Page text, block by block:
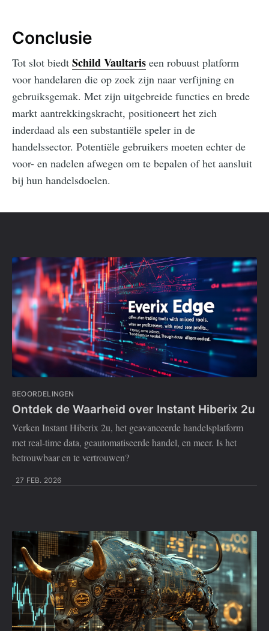
Conclusie
Tot slot biedt Schild Vaultaris een robuust platform
voor handelaren die op zoek zijn naar verfijning en
gebruiksgemak. Met zijn uitgebreide functies en brede
markt aantrekkingskracht, positioneert het zich
inderdaad als een substantiële speler in de
handelssector. Potentiële gebruikers moeten echter de
voor- en nadelen afwegen om te bepalen of het aansluit
bij hun handelsdoelen.
BEOORDELINGEN
Ontdek de Waarheid over Instant Hiberix 2u
Verken Instant Hiberix 2u, het geavanceerde handelsplatform
met real-time data, geautomatiseerde handel, en meer. Is het
betrouwbaar en te vertrouwen?
27 FEB. 2026